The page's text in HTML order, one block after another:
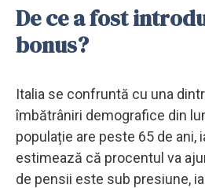
De ce a fost
bonus?
Italia se confruntă cu una
îmbătrâniri demografice din
populație are peste 65 de ani,
estimează că procentul va
de pensii este sub presiune,